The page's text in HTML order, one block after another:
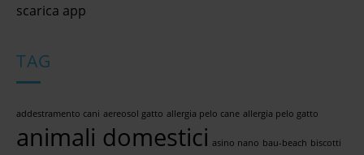
scarica app
TAG
addestramento cani aereosol gatto allergia pelo cane allergia pelo gatto
animali domestici asino nano bau-beach biscotti